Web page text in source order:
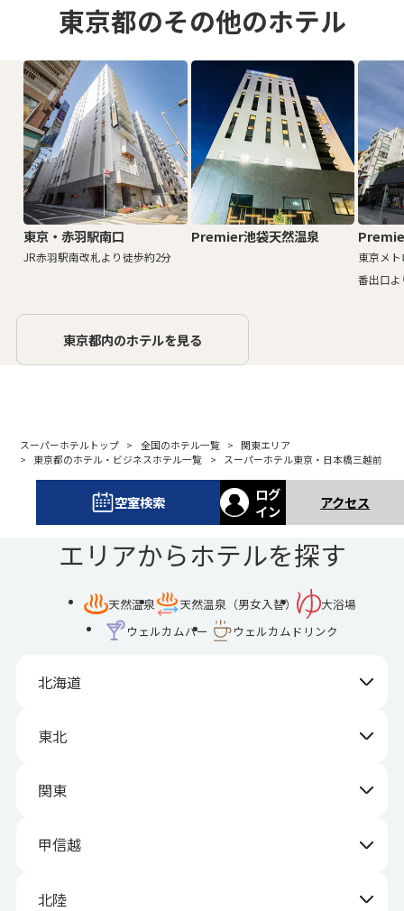
東京都のその他のホテル
東京・赤羽駅南口
JR赤羽駅南改札より徒歩約2分
Premier池袋天然温泉
東京メ
番出口
東京都内のホテルを見る
スーパーホテルトップ 全国のホテル一覧
関東エリア
東京都のホテル・ビジネスホテル一覧
スーパーホテル東京・日本橋三越前
空室検索
ログ
イン
アクセス
エリアからホテルを探す
天然温泉 天然温泉（男女入替）
大浴場
ウェルカムバー
ウェルカムドリンク
北海道
東北
関東
甲信越
北陸